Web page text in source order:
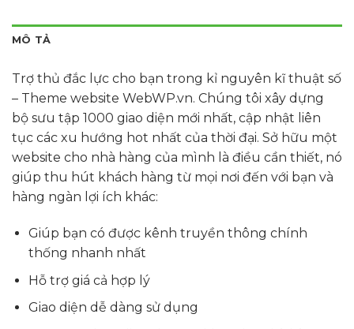
MÔ TẢ
Trợ thủ đắc lực cho bạn trong kỉ nguyên kĩ thuật số
– Theme website WebWP.vn. Chúng tôi xây dựng
bộ sưu tập 1000 giao diện mới nhất, cập nhật liên
tục các xu hướng hot nhất của thời đại. Sở hữu một
website cho nhà hàng của mình là điều cần thiết, nó
giúp thu hút khách hàng từ mọi nơi đến với bạn và
hàng ngàn lợi ích khác:
Giúp bạn có được kênh truyền thông chính
thống nhanh nhất
Hỗ trợ giá cả hợp lý
Giao diện dễ dàng sử dụng